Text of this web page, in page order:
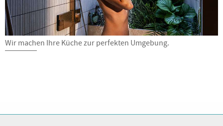
Wir machen Ihre Küche zur perfekten Umgebung.